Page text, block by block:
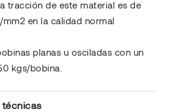
tracción de este material es de
en la calidad normal
planas u osciladas con un
kgs/bobina.
técnicas